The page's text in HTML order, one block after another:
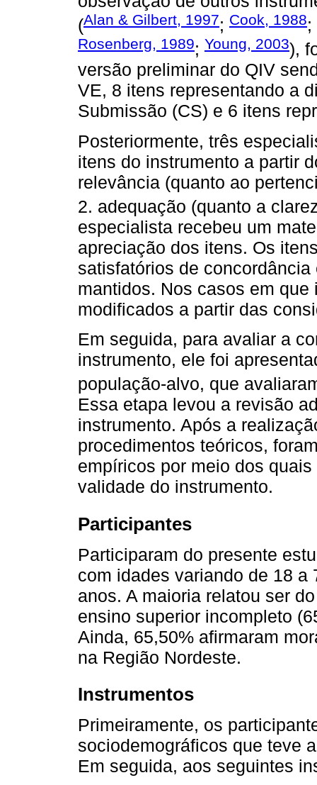
(Alan & Gilbert, 1997; Cook, 1988;
Rosenberg, 1989; Young, 2003),
versão preliminar do QIV
VE, 8 itens representando a
Submissão (CS) e 6 itens
Posteriormente, três
itens do instrumento a partir
relevância (quanto ao
2. adequação (quanto a
especialista recebeu um
apreciação dos itens. Os
satisfatórios de
mantidos. Nos casos em
modificados a partir das
Em seguida, para avaliar a
instrumento, ele foi
população-alvo, que
Essa etapa levou a revisão
instrumento. Após a
procedimentos teóricos,
empíricos por meio dos
validade do instrumento.
Participantes
Participaram do presente
com idades variando de 18 a
anos. A maioria relatou ser
ensino superior incompleto
Ainda, 65,50% afirmaram
na Região Nordeste.
Instrumentos
Primeiramente, os
sociodemográficos que teve
Em seguida, aos seguintes